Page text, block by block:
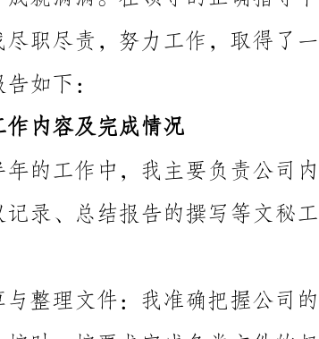
2.会议记录：我主要负责公司内部重要会议的记录工作。我
一、工作内容及完成情况
在上半年的工作中，我主要负责公司内部外部文件的起草与
办公软件，按时、按要求完成各类文件的起草、整理和归档工
作。在处理日常文书方面，我采用了系统性的、分类的管理方